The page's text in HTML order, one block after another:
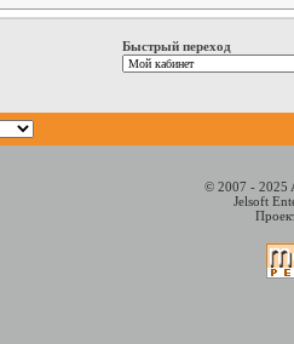
Быстрый переход
© 2007 - 2025
Jelsoft